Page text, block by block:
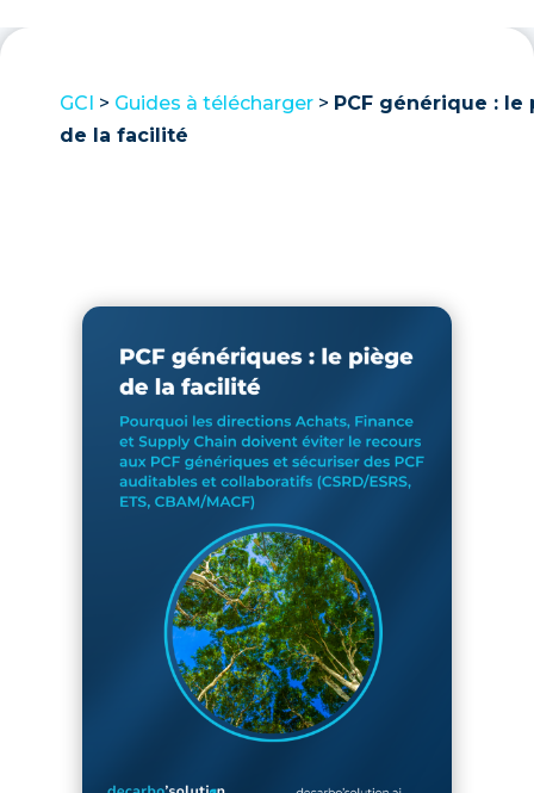
GCI > Guides à télécharger > PCF générique : le
de la facilité